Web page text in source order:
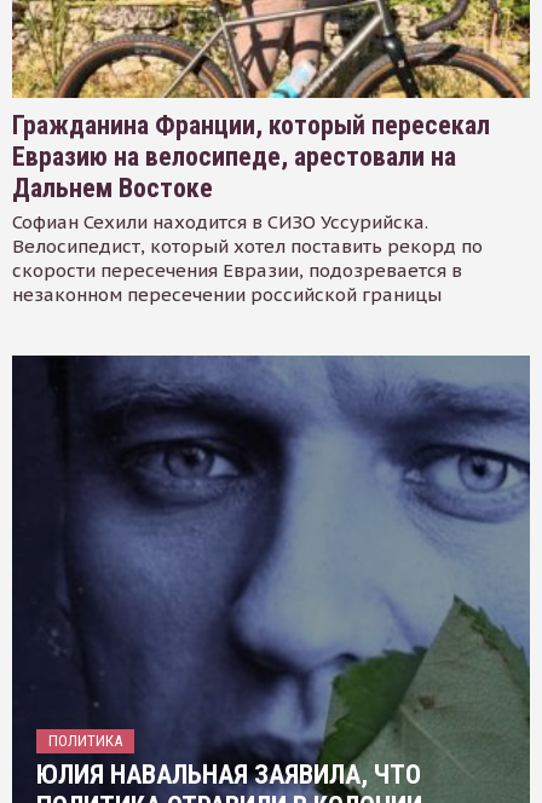
Гражданина Франции, который пересекал
Евразию на велосипеде, арестовали на
Дальнем Востоке
Софиан Сехили находится в СИЗО Уссурийска.
Велосипедист, который хотел поставить рекорд по
скорости пересечения Евразии, подозревается в
незаконном пересечении российской границы
ПОЛИТИКА
ЮЛИЯ НАВАЛЬНАЯ ЗАЯВИЛА, ЧТО